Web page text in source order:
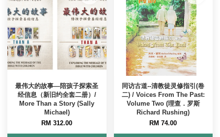
最伟大的故事—陪孩子探索圣
经信息（新旧约全套二册）/
More Than a Story (Sally
Michael)
RM 312.00
同访古道--清教徒灵修指引(卷
二) / Voices From The Past:
Volume Two (理查．罗斯
Richard Rushing)
RM 74.00